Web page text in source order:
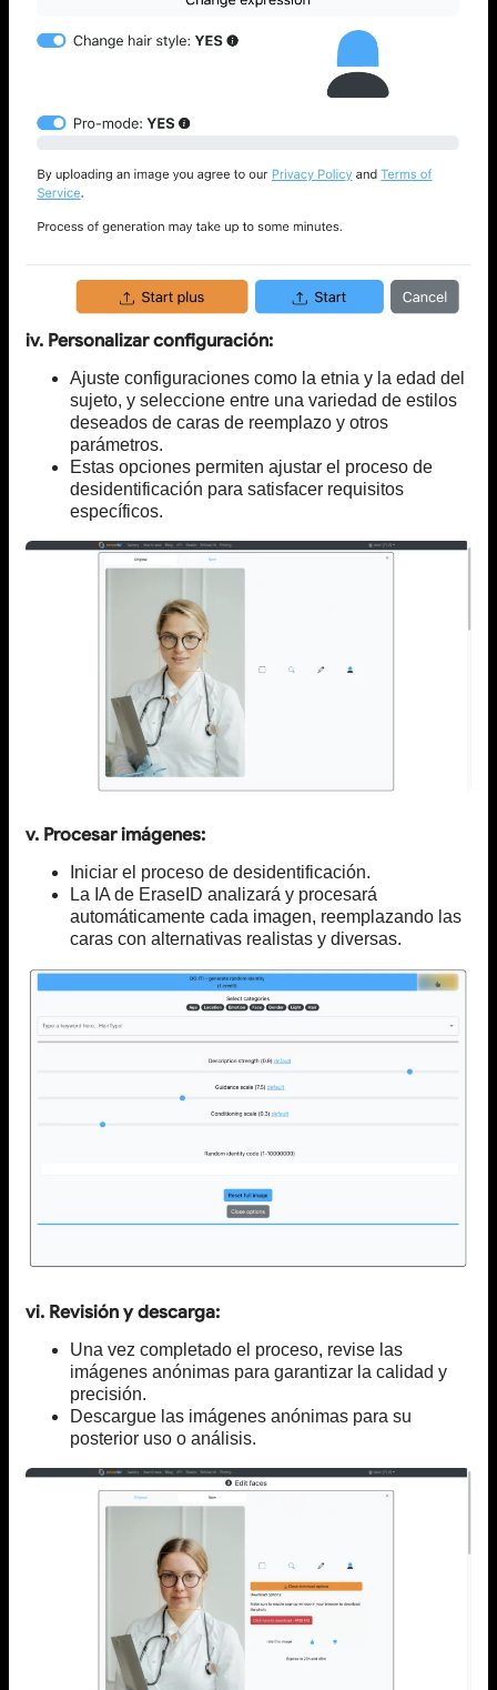
iv. Personalizar configuración:
Ajuste configuraciones como la etnia y la edad del
sujeto, y seleccione entre una variedad de estilos
deseados de caras de reemplazo y otros
parámetros.
Estas opciones permiten ajustar el proceso de
desidentificación para satisfacer requisitos
específicos.
v. Procesar imágenes:
Iniciar el proceso de desidentificación.
La IA de EraseID analizará y procesará
automáticamente cada imagen, reemplazando las
caras con alternativas realistas y diversas.
vi. Revisión y descarga:
Una vez completado el proceso, revise las
imágenes anónimas para garantizar la calidad y
precisión.
Descargue las imágenes anónimas para su
posterior uso o análisis.